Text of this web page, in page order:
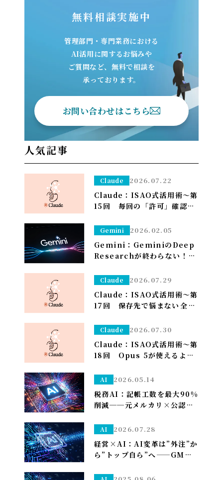
無料相談実施中
管理部門・専門業務における
AI活用に関するお悩みや
ご質問など、無料で相談を
承っております。
お問い合わせはこちら
人気記事
Claude 2026.07.22
Claude：ISAO式活用術～第
15回 毎回の「許可」確認が
は「常に許可」で流す（※管
理者設定）～
Gemini 2026.02.05
Gemini：GeminiのDeep
Researchが終わらない！？
た1つ」のこと
Claude 2026.07.29
Claude：ISAO式活用術～第
17回 保存先で悩まない――全部
して、仕分けはClaudeに任
せる～
Claude 2026.07.30
Claude：ISAO式活用術～第
18回 Opus 5が使えるよう
ので改めて使い分けを考え直
しました——「考える」だけ
Opus、「集める・手を動か
す」はSonnet～
AI 2026.05.14
税務AI：記帳工数を最大90%
削減──元メルカリ×公認会
Zeimee、半年後の本格投入
へ
AI 2026.07.28
経営×AI：AI変革は”外注”か
ら”トップ自ら”へ——GMO熊
任、社長がコードを書く